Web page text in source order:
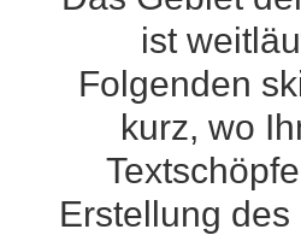
ist
Folgenden
kurz, wo
Erstellung